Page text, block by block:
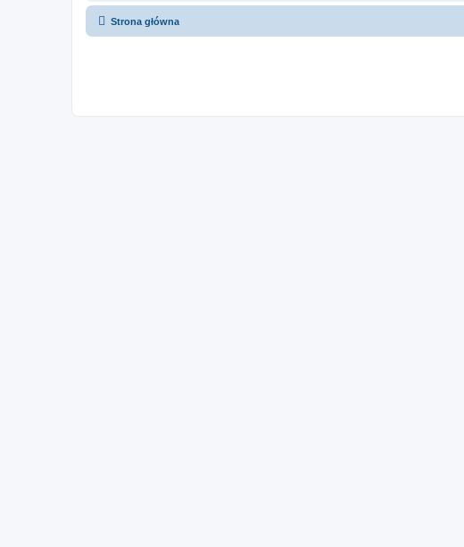
Strona główna